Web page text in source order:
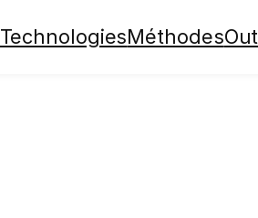
TechnologiesMéthodes